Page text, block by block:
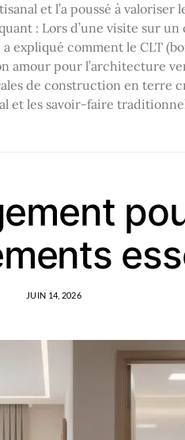
et l’a poussé à valoriser
: Lors d’une visite sur
expliqué comment le CLT
pour l’architecture
de construction en terre
et les savoir-faire
JUIN 14, 2026